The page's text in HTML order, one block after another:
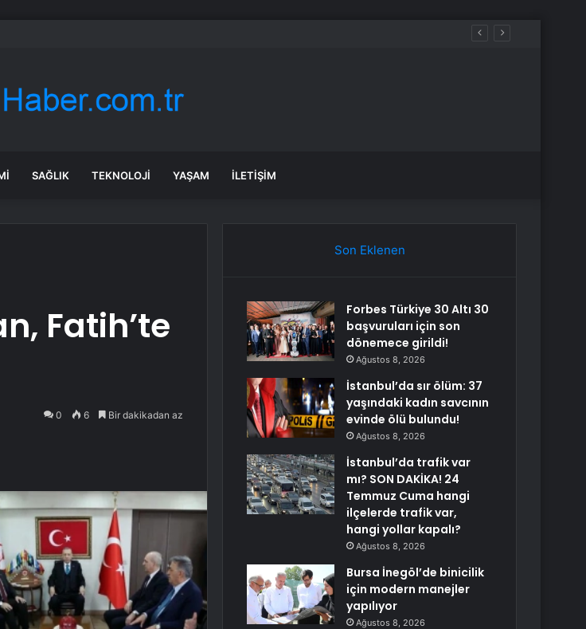
kadın savcının evinde ölü bulundu!
SAĞLIK TEKNOLOJI YAŞAM İLETIŞIM
Fatih’te
0 6 Bir dakikadan az
Son Eklenen
Forbes Türkiye 30 Altı 30
başvuruları için son
dönemece girildi!
Ağustos 8, 2026
İstanbul’da sır ölüm: 37
yaşındaki kadın savcının
evinde ölü bulundu!
Ağustos 8, 2026
İstanbul’da trafik var
mı? SON DAKİKA! 24
Temmuz Cuma hangi
ilçelerde trafik var,
hangi yollar kapalı?
Ağustos 8, 2026
Bursa İnegöl’de binicilik
için modern manejler
yapılıyor
Ağustos 8, 2026